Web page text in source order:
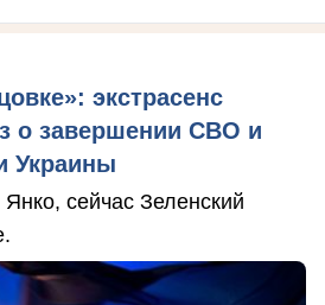
экстрасенс
о завершении СВО и
Украины
сейчас Зеленский